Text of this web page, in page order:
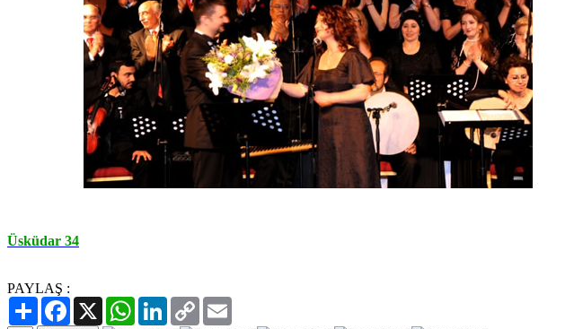
Üsküdar 34
PAYLAŞ :
PaylaşFacebook
X WhatsAppLinkedIn
Copy
Link